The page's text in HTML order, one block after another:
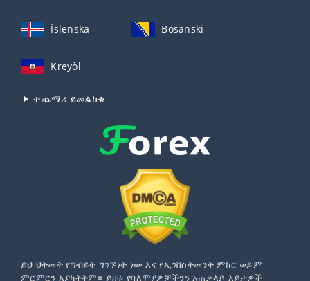
Íslenska Bosanski
Kreyòl
ተጨማሪ ይመልከቱ
ይህ ህትመት የግብይት ግንኙነት ነው እና የኢንቨስትመንት ምክር ወይም
ምርምርን አያካትትም። ይዘቱ የባለሞያዎቻችንን አጠቃላይ እይታዎች